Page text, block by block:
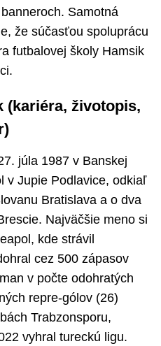
Samotná
že súčasťou spoluprácu
futbalovej školy Hamsik
(kariéra, životopis,
júla 1987 v Banskej
v Jupie Podlavice, odkiaľ
Bratislava a o dva
Najväčšie meno si
kde strávil
cez 500 zápasov
v počte odohratých
repre-gólov (26)
Trabzonsporu,
vyhral tureckú ligu.